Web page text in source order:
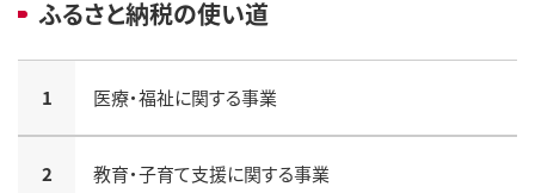
ふるさと納税の使い道
1 医療・福祉に関する事業
2 教育・子育て支援に関する事業